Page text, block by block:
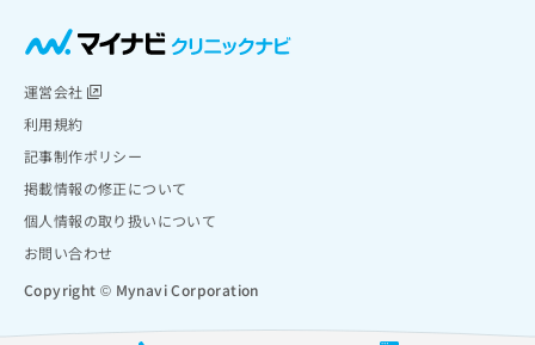
運営会社
利用規約
記事制作ポリシー
掲載情報の修正について
個人情報の取り扱いについて
お問い合わせ
Copyright © Mynavi Corporation